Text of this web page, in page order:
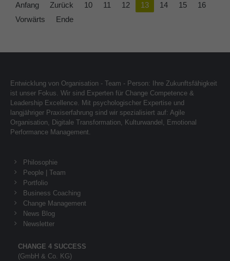
Anfang Zurück 10 11 12 13 14 15
16
Vorwärts
Ende
Entwicklung von Organisation - Team - Person: Ihre Zukunftsfähigkeit
ist unser Fokus. Wir sind Experten für Change Competence &
Leadership Excellence. Mit psychologischer Expertise und
langjähriger Praxiserfahrung sind wir spezialisiert auf: Agile
Organisation, Digitale Transformation, Kulturwandel, Emotional
Performance Management.
Philosophie
People | Team
Portfolio
Business Coaching
Change Management
News Blog
Newsletter
CHANGE 4 SUCCESS
(GmbH & Co. KG)